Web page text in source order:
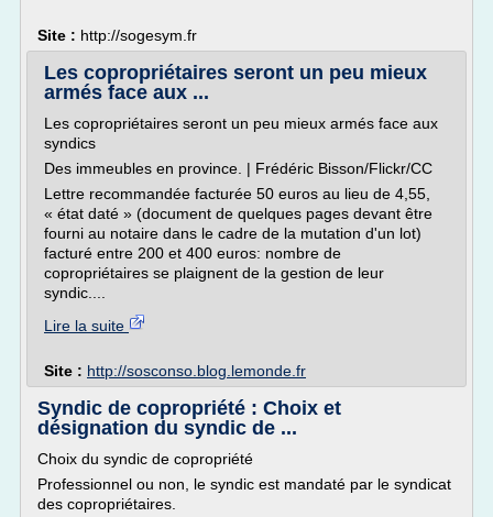
Site : http://sogesym.fr
Les copropriétaires seront un peu mieux
armés face aux ...
Les copropriétaires seront un peu mieux armés face aux
syndics
Des immeubles en province. | Frédéric Bisson/Flickr/CC
Lettre recommandée facturée 50 euros au lieu de 4,55,
« état daté » (document de quelques pages devant être
fourni au notaire dans le cadre de la mutation d'un lot)
facturé entre 200 et 400 euros: nombre de
copropriétaires se plaignent de la gestion de leur
syndic....
Lire la suite
Site : http://sosconso.blog.lemonde.fr
Syndic de copropriété : Choix et
désignation du syndic de ...
Choix du syndic de copropriété
Professionnel ou non, le syndic est mandaté par le syndicat
des copropriétaires.